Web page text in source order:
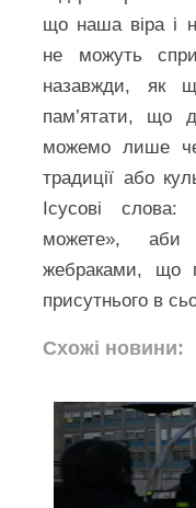
що наша віра і
не можуть
назавжди, як
пам’ятати, що
можемо лише
традиції або
Ісусові
можете», аби
жебраками, що
присутнього в
Схожі новини: